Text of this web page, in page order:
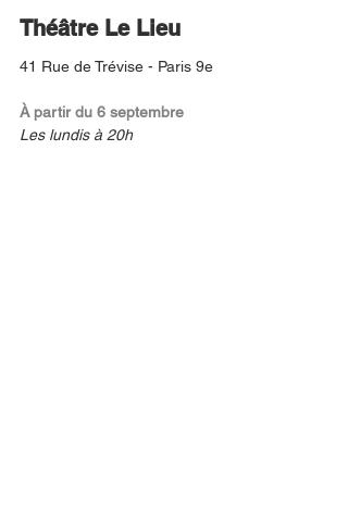
Théâtre Le Lieu
41 Rue de Trévise - Paris 9e
À partir du 6 septembre
Les lundis à 20h